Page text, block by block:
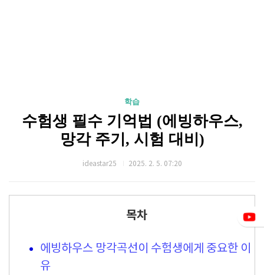
학습
수험생 필수 기억법 (에빙하우스,
망각 주기, 시험 대비)
ideastar25 2025. 2. 5. 07:20
목차
에빙하우스 망각곡선이 수험생에게 중요한 이
유